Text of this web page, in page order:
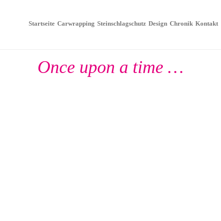
Startseite Carwrapping Steinschlagschutz Design Chronik Kontakt
Once upon a time …